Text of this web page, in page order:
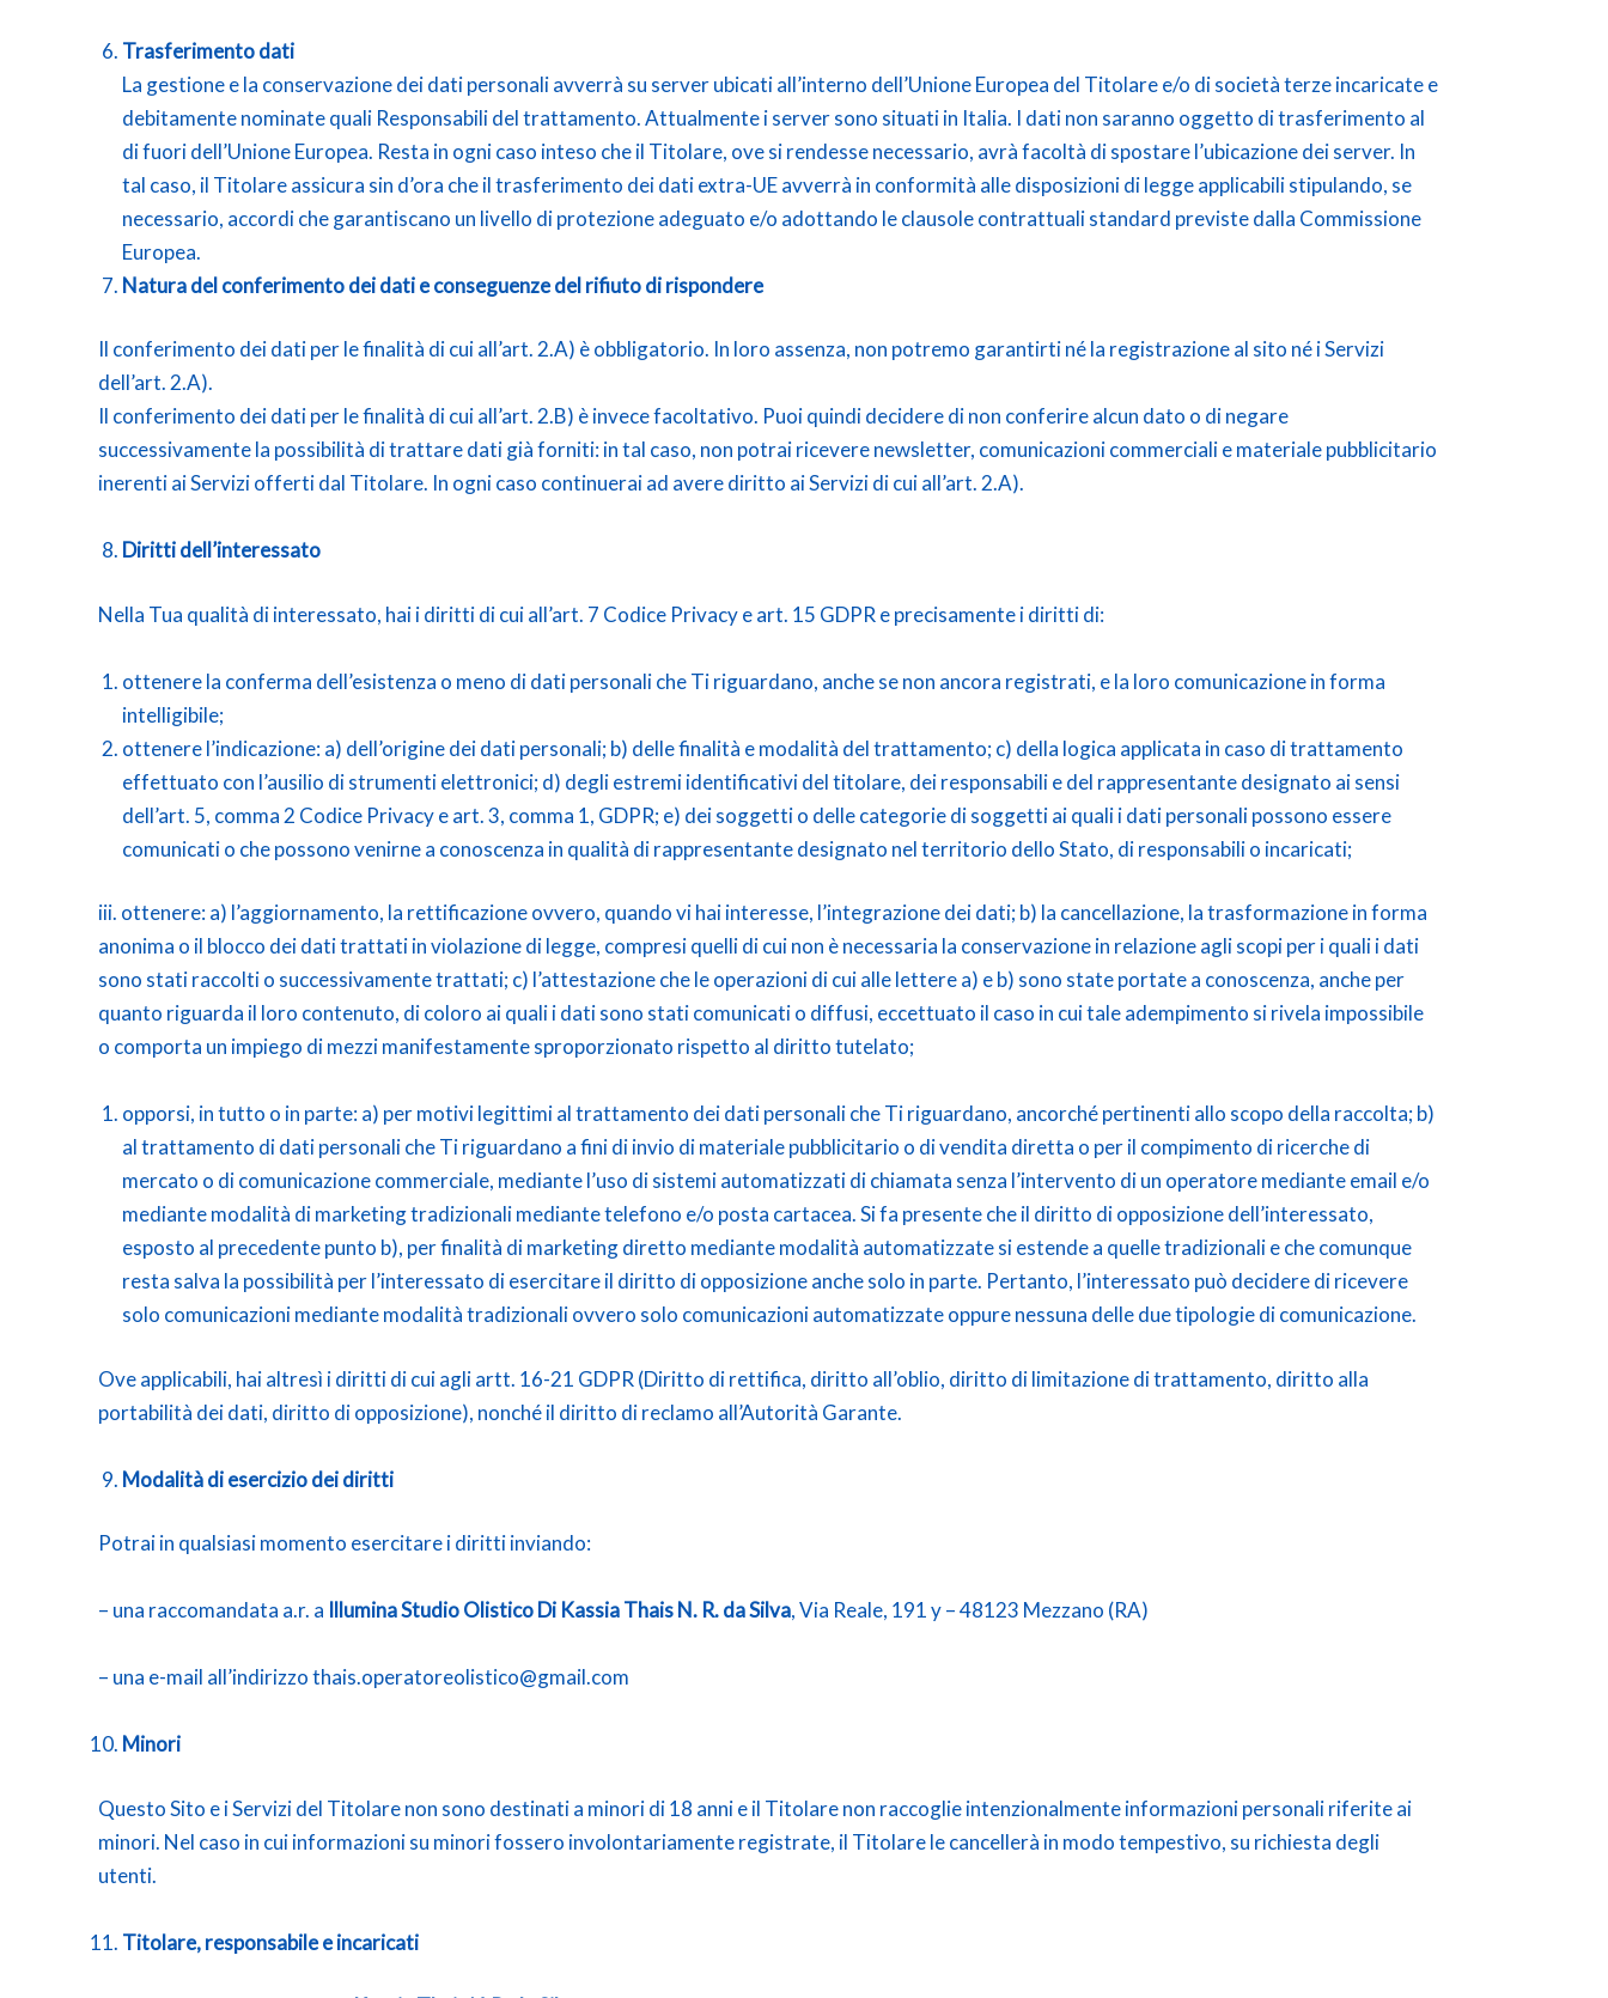
Trasferimento dati
La gestione e la conservazione dei dati personali avverrà su server ubicati all’interno dell’Unione Europea del Titolare e/o di società terze incaricate e
debitamente nominate quali Responsabili del trattamento. Attualmente i server sono situati in Italia. I dati non saranno oggetto di trasferimento al
di fuori dell’Unione Europea. Resta in ogni caso inteso che il Titolare, ove si rendesse necessario, avrà facoltà di spostare l’ubicazione dei server. In
tal caso, il Titolare assicura sin d’ora che il trasferimento dei dati extra-UE avverrà in conformità alle disposizioni di legge applicabili stipulando, se
necessario, accordi che garantiscano un livello di protezione adeguato e/o adottando le clausole contrattuali standard previste dalla Commissione
Europea.
Natura del conferimento dei dati e conseguenze del rifiuto di rispondere
Il conferimento dei dati per le finalità di cui all’art. 2.A) è obbligatorio. In loro assenza, non potremo garantirti né la registrazione al sito né i Servizi
dell’art. 2.A).
Il conferimento dei dati per le finalità di cui all’art. 2.B) è invece facoltativo. Puoi quindi decidere di non conferire alcun dato o di negare
successivamente la possibilità di trattare dati già forniti: in tal caso, non potrai ricevere newsletter, comunicazioni commerciali e materiale pubblicitario
inerenti ai Servizi offerti dal Titolare. In ogni caso continuerai ad avere diritto ai Servizi di cui all’art. 2.A).
Diritti dell’interessato
Nella Tua qualità di interessato, hai i diritti di cui all’art. 7 Codice Privacy e art. 15 GDPR e precisamente i diritti di:
ottenere la conferma dell’esistenza o meno di dati personali che Ti riguardano, anche se non ancora registrati, e la loro comunicazione in forma
intelligibile;
ottenere l’indicazione: a) dell’origine dei dati personali; b) delle finalità e modalità del trattamento; c) della logica applicata in caso di trattamento
effettuato con l’ausilio di strumenti elettronici; d) degli estremi identificativi del titolare, dei responsabili e del rappresentante designato ai sensi
dell’art. 5, comma 2 Codice Privacy e art. 3, comma 1, GDPR; e) dei soggetti o delle categorie di soggetti ai quali i dati personali possono essere
comunicati o che possono venirne a conoscenza in qualità di rappresentante designato nel territorio dello Stato, di responsabili o incaricati;
iii. ottenere: a) l’aggiornamento, la rettificazione ovvero, quando vi hai interesse, l’integrazione dei dati; b) la cancellazione, la trasformazione in forma
anonima o il blocco dei dati trattati in violazione di legge, compresi quelli di cui non è necessaria la conservazione in relazione agli scopi per i quali i dati
sono stati raccolti o successivamente trattati; c) l’attestazione che le operazioni di cui alle lettere a) e b) sono state portate a conoscenza, anche per
quanto riguarda il loro contenuto, di coloro ai quali i dati sono stati comunicati o diffusi, eccettuato il caso in cui tale adempimento si rivela impossibile
o comporta un impiego di mezzi manifestamente sproporzionato rispetto al diritto tutelato;
opporsi, in tutto o in parte: a) per motivi legittimi al trattamento dei dati personali che Ti riguardano, ancorché pertinenti allo scopo della raccolta; b)
al trattamento di dati personali che Ti riguardano a fini di invio di materiale pubblicitario o di vendita diretta o per il compimento di ricerche di
mercato o di comunicazione commerciale, mediante l’uso di sistemi automatizzati di chiamata senza l’intervento di un operatore mediante email e/o
mediante modalità di marketing tradizionali mediante telefono e/o posta cartacea. Si fa presente che il diritto di opposizione dell’interessato,
esposto al precedente punto b), per finalità di marketing diretto mediante modalità automatizzate si estende a quelle tradizionali e che comunque
resta salva la possibilità per l’interessato di esercitare il diritto di opposizione anche solo in parte. Pertanto, l’interessato può decidere di ricevere
solo comunicazioni mediante modalità tradizionali ovvero solo comunicazioni automatizzate oppure nessuna delle due tipologie di comunicazione.
Ove applicabili, hai altresì i diritti di cui agli artt. 16-21 GDPR (Diritto di rettifica, diritto all’oblio, diritto di limitazione di trattamento, diritto alla
portabilità dei dati, diritto di opposizione), nonché il diritto di reclamo all’Autorità Garante.
Modalità di esercizio dei diritti
Potrai in qualsiasi momento esercitare i diritti inviando:
– una raccomandata a.r. a Illumina Studio Olistico Di Kassia Thais N. R. da Silva, Via Reale, 191 y – 48123 Mezzano (RA)
– una e-mail all’indirizzo thais.operatoreolistico@gmail.com
Minori
Questo Sito e i Servizi del Titolare non sono destinati a minori di 18 anni e il Titolare non raccoglie intenzionalmente informazioni personali riferite ai
minori. Nel caso in cui informazioni su minori fossero involontariamente registrate, il Titolare le cancellerà in modo tempestivo, su richiesta degli
utenti.
Titolare, responsabile e incaricati